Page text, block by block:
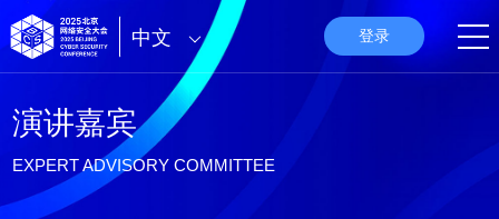
中文 登录
演讲嘉宾
EXPERT ADVISORY COMMITTEE